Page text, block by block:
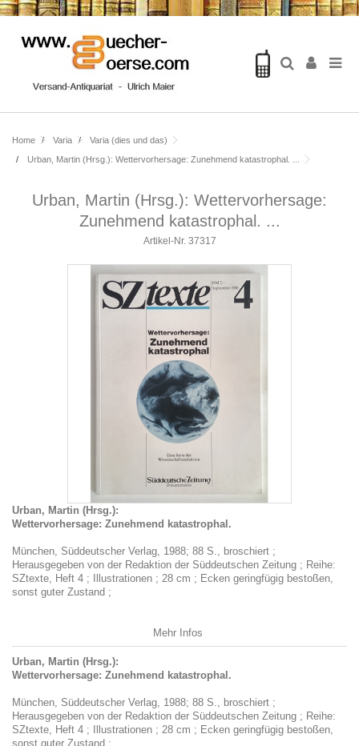
Home Varia
Varia (dies und das)
Urban, Martin (Hrsg.): Wettervorhersage: Zunehmend katastrophal. ...
Urban, Martin (Hrsg.): Wettervorhersage:
Zunehmend katastrophal. ...
Artikel-Nr. 37317
Urban, Martin (Hrsg.):
Wettervorhersage: Zunehmend katastrophal.
München, Süddeutscher Verlag, 1988; 88 S., broschiert ;
Herausgegeben von der Redaktion der Süddeutschen Zeitung ; Reihe:
SZtexte, Heft 4 ; Illustrationen ; 28 cm ; Ecken geringfügig bestoßen,
sonst guter Zustand ;
Mehr Infos
Urban, Martin (Hrsg.):
Wettervorhersage: Zunehmend katastrophal.
München, Süddeutscher Verlag, 1988; 88 S., broschiert ;
Herausgegeben von der Redaktion der Süddeutschen Zeitung ; Reihe:
SZtexte, Heft 4 ; Illustrationen ; 28 cm ; Ecken geringfügig bestoßen,
sonst guter Zustand ;